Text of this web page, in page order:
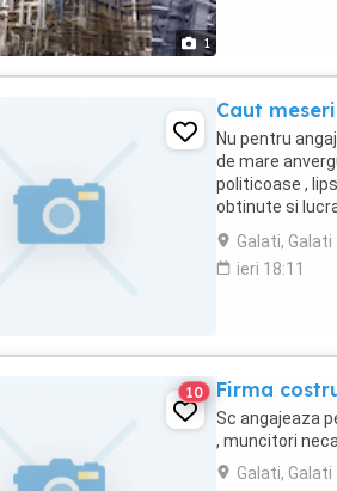
1
Caut
Nu pentru
de mare
politicoase ,
obtinute si
Asteptam cu
Galati, Galati
ieri 18:11
10 Firma
Sc angajeaza
, muncitori
Galati, Galati